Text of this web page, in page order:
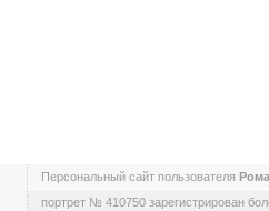
Персональный сайт пользователя
портрет № 410750 зарегистрирован